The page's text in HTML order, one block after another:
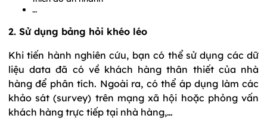
…
2. Sử dụng bảng hỏi khéo léo
Khi tiến hành nghiên cứu, bạn có thể sử dụng các dữ
liệu data đã có về khách hàng thân thiết của nhà
hàng để phân tích. Ngoài ra, có thể áp dụng làm các
khảo sát (survey) trên mạng xã hội hoặc phỏng vấn
khách hàng trực tiếp tại nhà hàng,…